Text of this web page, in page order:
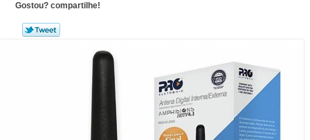
Gostou? compartilhe!